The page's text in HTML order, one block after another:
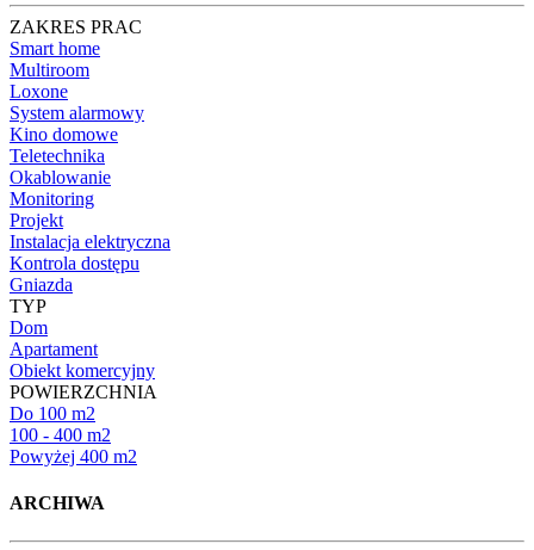
ZAKRES PRAC
Smart home
Multiroom
Loxone
System alarmowy
Kino domowe
Teletechnika
Okablowanie
Monitoring
Projekt
Instalacja elektryczna
Kontrola dostępu
Gniazda
TYP
Dom
Apartament
Obiekt komercyjny
POWIERZCHNIA
Do 100 m2
100 - 400 m2
Powyżej 400 m2
ARCHIWA